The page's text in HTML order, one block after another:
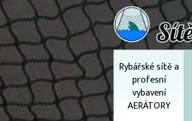
Rybářské sítě a
profesní
vybavení
AERÁTORY